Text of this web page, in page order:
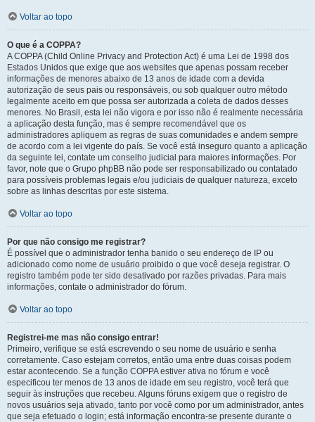
Voltar ao topo
O que é a COPPA?
A COPPA (Child Online Privacy and Protection Act) é uma Lei de 1998 dos
Estados Unidos que exige que aos websites que apenas possam receber
informações de menores abaixo de 13 anos de idade com a devida
autorização de seus pais ou responsáveis, ou sob qualquer outro método
legalmente aceito em que possa ser autorizada a coleta de dados desses
menores. No Brasil, esta lei não vigora e por isso não é realmente necessária
a aplicação desta função, mas é sempre recomendável que os
administradores apliquem as regras de suas comunidades e andem sempre
de acordo com a lei vigente do país. Se você está inseguro quanto a aplicação
da seguinte lei, contate um conselho judicial para maiores informações. Por
favor, note que o Grupo phpBB não pode ser responsabilizado ou contatado
para possíveis problemas legais e/ou judiciais de qualquer natureza, exceto
sobre as linhas descritas por este sistema.
Voltar ao topo
Por que não consigo me registrar?
É possível que o administrador tenha banido o seu endereço de IP ou
adicionado como nome de usuário proibido o que você deseja registrar. O
registro também pode ter sido desativado por razões privadas. Para mais
informações, contate o administrador do fórum.
Voltar ao topo
Registrei-me mas não consigo entrar!
Primeiro, verifique se está escrevendo o seu nome de usuário e senha
corretamente. Caso estejam corretos, então uma entre duas coisas podem
estar acontecendo. Se a função COPPA estiver ativa no fórum e você
especificou ter menos de 13 anos de idade em seu registro, você terá que
seguir às instruções que recebeu. Alguns fóruns exigem que o registro de
novos usuários seja ativado, tanto por você como por um administrador, antes
que seja efetuado o login; está informação encontra-se presente durante o